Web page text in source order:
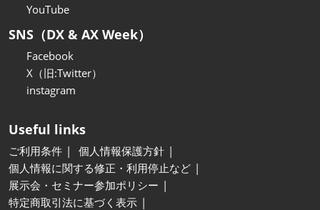
YouTube
SNS（DX & AX Week）
Facebook
X（旧:Twitter）
instagram
Useful links
ご利用条件
個人情報保護方針
個人情報に関する修正・利用停止など
展示会・セミナー参加ポリシー
特定商取引法に基づく表示